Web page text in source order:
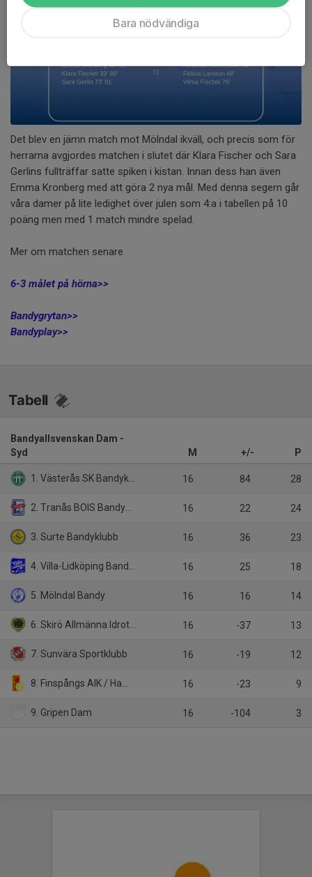
Det blev en jämn match mot Mölndal ikväll, och precis som för
herrarna avgjordes matchen i slutet där Klara Fischer och Sara
Gerlins fullträffar satte spiken i kistan. Innan dess han även
Emma Kronberg med att göra 2 nya mål. Med denna segern går
våra damer på lite ledighet över julen som 4:a i tabellen på 10
poäng men med 1 match mindre spelad.
Mer om matchen senare
6-3 målet på hörna>>
Bandygrytan>>
Bandyplay>>
Tabell
Bandyallsvenskan Dam -
Syd
M +/- P
1. Västerås SK Bandyklubb 16 84 28
2. Tranås BOIS Bandyklubb 16 22 24
3. Surte Bandyklubb 16 36 23
4. Villa-Lidköping Bandyklubb 16 25 18
5. Mölndal Bandy 16 16 14
6. Skirö Allmänna Idrottsklubb 16 -37 13
7. Sunvära Sportklubb 16 -19 12
8. Finspångs AIK / Hammarby IF 16 -23 9
9. Gripen Dam 16 -104 3
Bara nödvändiga